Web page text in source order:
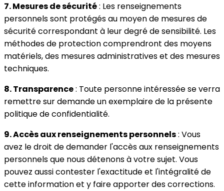
7. Mesures de sécurité: Les renseignements
personnels sont protégés au moyen de mesures de
sécurité correspondant à leur degré de sensibilité. Les
méthodes de protection comprendront des moyens
matériels, des mesures administratives et des mesures
techniques.
8. Transparence: Toute personne intéressée se verra
remettre sur demande un exemplaire de la présente
politique de confidentialité.
9. Accès aux renseignements personnels: Vous
avez le droit de demander l'accès aux renseignements
personnels que nous détenons à votre sujet. Vous
pouvez aussi contester l'exactitude et l'intégralité de
cette information et y faire apporter des corrections.